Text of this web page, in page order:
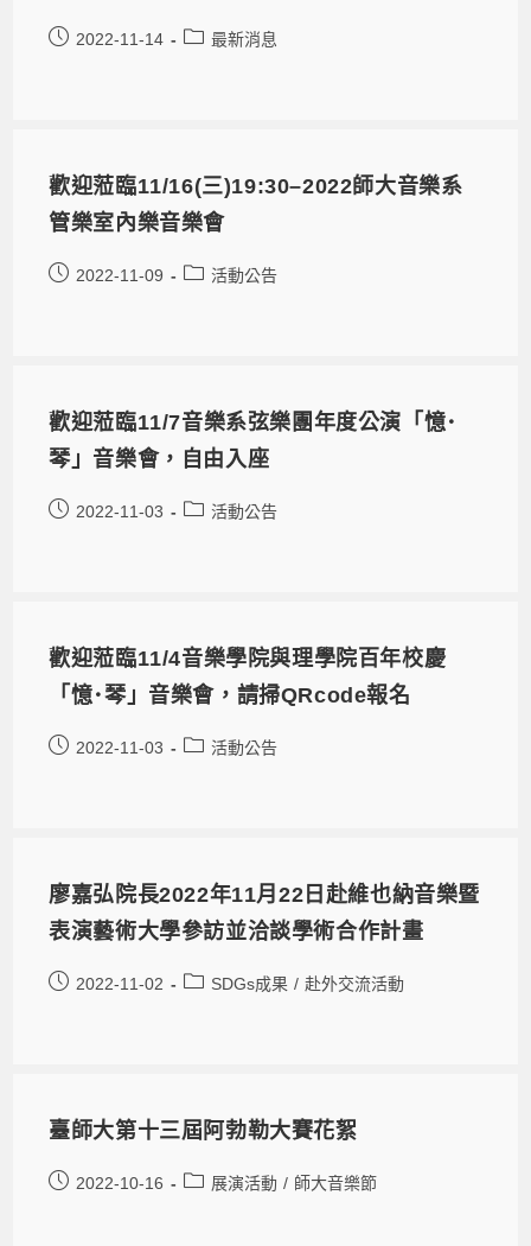
2022-11-14 最新消息
歡迎蒞臨11/16(三)19:30–2022師大音樂系
管樂室內樂音樂會
2022-11-09 活動公告
歡迎蒞臨11/7音樂系弦樂團年度公演「憶･
琴」音樂會，自由入座
2022-11-03 活動公告
歡迎蒞臨11/4音樂學院與理學院百年校慶
「憶･琴」音樂會，請掃QRcode報名
2022-11-03 活動公告
廖嘉弘院長2022年11月22日赴維也納音樂暨
表演藝術大學參訪並洽談學術合作計畫
2022-11-02 SDGs成果 / 赴外交流活動
臺師大第十三屆阿勃勒大賽花絮
2022-10-16 展演活動 / 師大音樂節